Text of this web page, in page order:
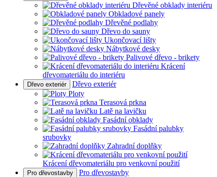
Dřevěné obklady interiéru
Obkladové panely
Dřevěné podlahy
Dřevo do sauny
Ukončovací lišty
Nábytkové desky
Palivové dřevo - brikety
Krácení
dřevomateriálu do interiéru
Dřevo exteriér
Dřevo exteriér
Ploty
Terasová prkna
Latě na lavičku
Fasádní obklady
Fasádní palubky
srubovky
Zahradní doplňky
Krácení dřevomateriálu pro venkovní použití
Pro dřevostavby
Pro dřevostavby